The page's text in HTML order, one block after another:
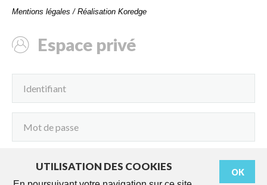
Mentions légales / Réalisation Koredge
Espace privé
OK
UTILISATION DES COOKIES